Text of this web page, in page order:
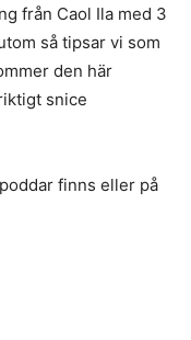
från Caol Ila med 3
så tipsar vi som
den här
snice
finns eller på